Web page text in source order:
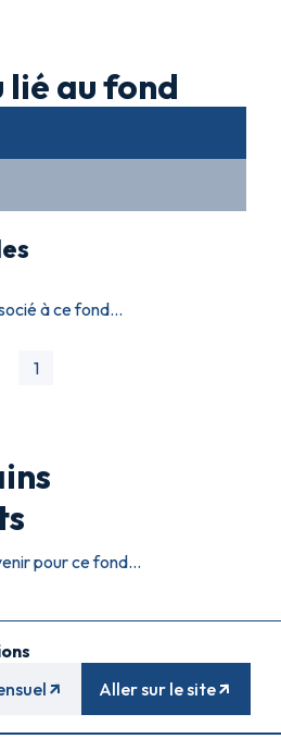
lié au fond
à ce fond...
1
pour ce fond...
Aller sur le site